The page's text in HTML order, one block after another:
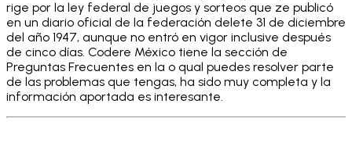
rige por la ley federal de juegos y sorteos que ze publicó
en un diario oficial de la federación delete 31 de diciembre
del año 1947, aunque no entró en vigor inclusive después
de cinco días. Codere México tiene la sección de
Preguntas Frecuentes en la o qual puedes resolver parte
de las problemas que tengas, ha sido muy completa y la
información aportada es interesante.